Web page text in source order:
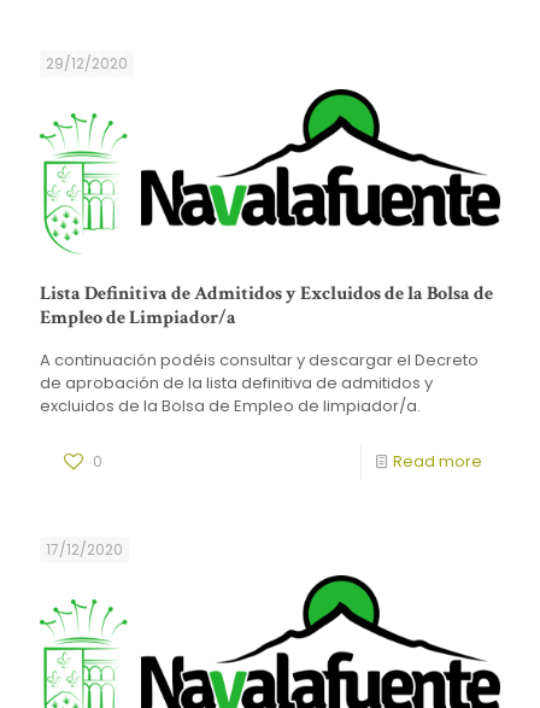
29/12/2020
Lista Definitiva de Admitidos y Excluidos de la Bolsa de
Empleo de Limpiador/a
A continuación podéis consultar y descargar el Decreto
de aprobación de la lista definitiva de admitidos y
excluidos de la Bolsa de Empleo de limpiador/a.
0 Read more
17/12/2020